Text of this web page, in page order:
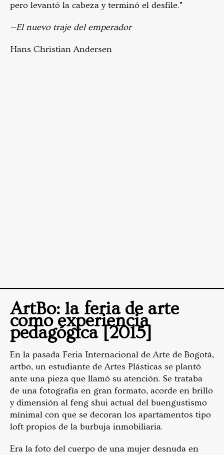
pero levantó la cabeza y terminó el desfile.”
—El nuevo traje del emperador
Hans Christian Andersen
ArtBo: la feria de arte
como experiencia
pedagógica [2015]
En la pasada Feria Internacional de Arte de Bogotá,
artbo, un estudiante de Artes Plásticas se plantó
ante una pieza que llamó su atención. Se trataba
de una fotografía en gran formato, acorde en brillo
y dimensión al feng shui actual del buengustismo
mínimal con que se decoran los apartamentos tipo
loft propios de la burbuja inmobiliaria.
Era la foto del cuerpo de una mujer desnuda en